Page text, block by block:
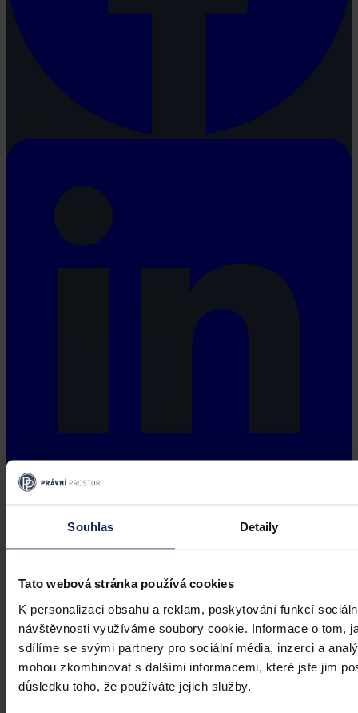
Souhlas Detaily
Tato webová stránka používá cookies
K personalizaci obsahu a reklam, poskytování funkcí
návštěvnosti využíváme soubory cookie. Informace o tom,
sdílíme se svými partnery pro sociální média, inzerci a
mohou zkombinovat s dalšími informacemi, které jste jim
důsledku toho, že používáte jejich služby.